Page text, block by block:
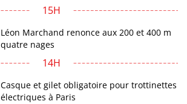
15H
Léon Marchand renonce aux 200 et 400 m
quatre nages
14H
Casque et gilet obligatoire pour trottinettes
électriques à Paris